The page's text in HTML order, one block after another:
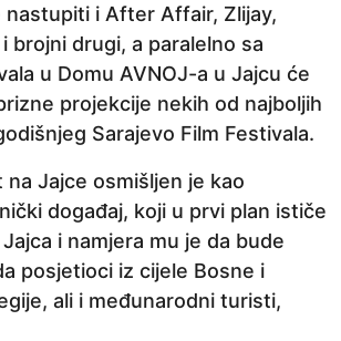
nastupiti i After Affair, Zlijay,
brojni drugi, a paralelno sa
u Domu AVNOJ-a u Jajcu će
projekcije nekih od najboljih
Sarajevo Film Festivala.
na Jajce osmišljen je kao
događaj, koji u prvi plan ističe
i namjera mu je da bude
posjetioci iz cijele Bosne i
ali i međunarodni turisti,